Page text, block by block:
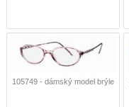
105749 - dámský model brýle